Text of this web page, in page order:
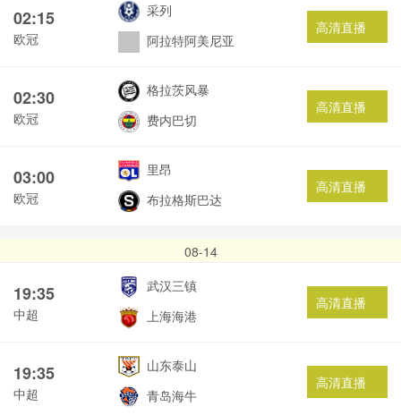
02:15
欧冠
采列
阿拉特阿美尼亚
高清直播
02:30
欧冠
格拉茨风暴
费内巴切
高清直播
03:00
欧冠
里昂
布拉格斯巴达
高清直播
08-14
19:35
中超
武汉三镇
上海海港
高清直播
19:35
中超
山东泰山
青岛海牛
高清直播